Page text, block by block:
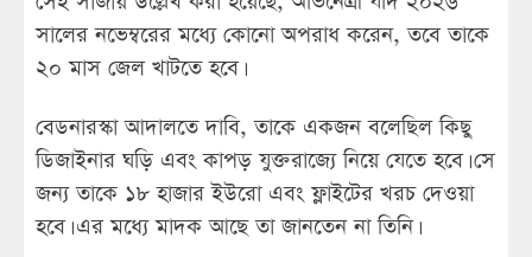
সালের নভেম্বরের মধ্যে কোনো অপরাধ করেন, তবে তাকে
২০ মাস জেল খাটতে হবে।
বেডনারস্কা আদালতে দাবি, তাকে একজন বলেছিল কিছু
ডিজাইনার ঘড়ি এবং কাপড় যুক্তরাজ্যে নিয়ে যেতে হবে। সে
জন্য তাকে ১৮ হাজার ইউরো এবং ফ্লাইটের খরচ দেওয়া
হবে। এর মধ্যে মাদক আছে তা জানতেন না তিনি।